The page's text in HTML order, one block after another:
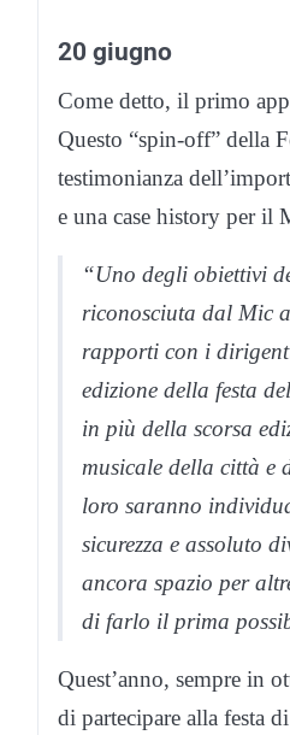
20 giugno
Come detto, il primo
Questo “spin-off” della
testimonianza
e una case history per il
“Uno degli obiettivi
riconosciuta dal Mic
rapporti con i
edizione della festa
in più della scorsa
musicale della città e
loro saranno
sicurezza e assoluto
ancora spazio per
di farlo il prima
Quest’anno, sempre in
di partecipare alla festa